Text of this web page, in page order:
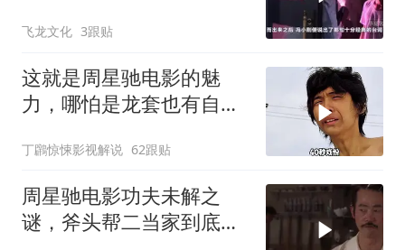
飞龙文化 3跟贴
这就是周星驰电影的魅
力，哪怕是龙套也有自己
丁鸊惊悚影视解说 62跟贴
周星驰电影功夫未解之
谜，斧头帮二当家到底是